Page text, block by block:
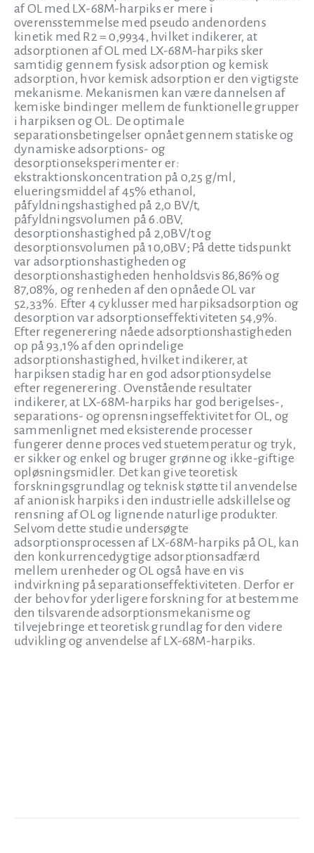
af OL med LX-68M-harpiks er mere i
overensstemmelse med pseudo andenordens
kinetik med R2 = 0,9934, hvilket indikerer, at
adsorptionen af OL med LX-68M-harpiks sker
samtidig gennem fysisk adsorption og kemisk
adsorption, hvor kemisk adsorption er den vigtigste
mekanisme. Mekanismen kan være dannelsen af
kemiske bindinger mellem de funktionelle grupper
i harpiksen og OL. De optimale
separationsbetingelser opnået gennem statiske og
dynamiske adsorptions- og
desorptionseksperimenter er:
ekstraktionskoncentration på 0,25 g/ml,
elueringsmiddel af 45% ethanol,
påfyldningshastighed på 2,0 BV/t,
påfyldningsvolumen på 6.0BV,
desorptionshastighed på 2,0BV/t og
desorptionsvolumen på 10,0BV; På dette tidspunkt
var adsorptionshastigheden og
desorptionshastigheden henholdsvis 86,86% og
87,08%, og renheden af den opnåede OL var
52,33%. Efter 4 cyklusser med harpiksadsorption og
desorption var adsorptionseffektiviteten 54,9%.
Efter regenerering nåede adsorptionshastigheden
op på 93,1% af den oprindelige
adsorptionshastighed, hvilket indikerer, at
harpiksen stadig har en god adsorptionsydelse
efter regenerering. Ovenstående resultater
indikerer, at LX-68M-harpiks har god berigelses-,
separations- og oprensningseffektivitet for OL, og
sammenlignet med eksisterende processer
fungerer denne proces ved stuetemperatur og tryk,
er sikker og enkel og bruger grønne og ikke-giftige
opløsningsmidler. Det kan give teoretisk
forskningsgrundlag og teknisk støtte til anvendelse
af anionisk harpiks i den industrielle adskillelse og
rensning af OL og lignende naturlige produkter.
Selvom dette studie undersøgte
adsorptionsprocessen af LX-68M-harpiks på OL, kan
den konkurrencedygtige adsorptionsadfærd
mellem urenheder og OL også have en vis
indvirkning på separationseffektiviteten. Derfor er
der behov for yderligere forskning for at bestemme
den tilsvarende adsorptionsmekanisme og
tilvejebringe et teoretisk grundlag for den videre
udvikling og anvendelse af LX-68M-harpiks.